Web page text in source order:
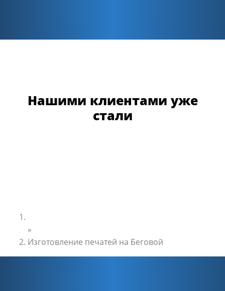
Нашими клиентами уже
стали
»
Изготовление печатей на Беговой